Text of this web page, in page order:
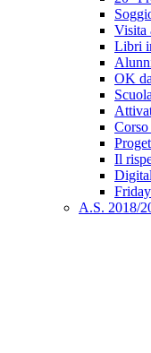
Visita
Libri
OK
Corso
Il
A.S. 2018/